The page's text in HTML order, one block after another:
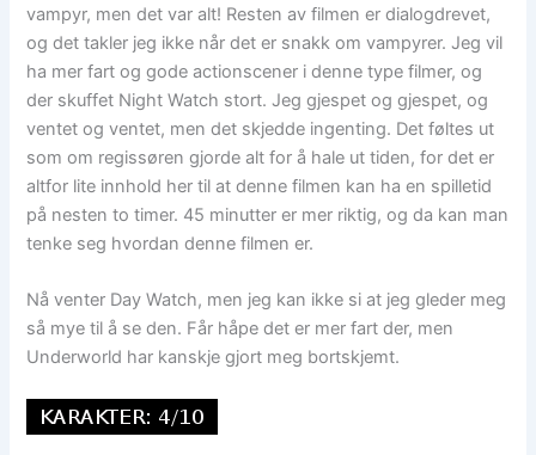
vampyr, men det var alt! Resten av filmen er dialogdrevet,
og det takler jeg ikke når det er snakk om vampyrer. Jeg vil
ha mer fart og gode actionscener i denne type filmer, og
der skuffet Night Watch stort. Jeg gjespet og gjespet, og
ventet og ventet, men det skjedde ingenting. Det føltes ut
som om regissøren gjorde alt for å hale ut tiden, for det er
altfor lite innhold her til at denne filmen kan ha en spilletid
på nesten to timer. 45 minutter er mer riktig, og da kan man
tenke seg hvordan denne filmen er.
Nå venter Day Watch, men jeg kan ikke si at jeg gleder meg
så mye til å se den. Får håpe det er mer fart der, men
Underworld har kanskje gjort meg bortskjemt.